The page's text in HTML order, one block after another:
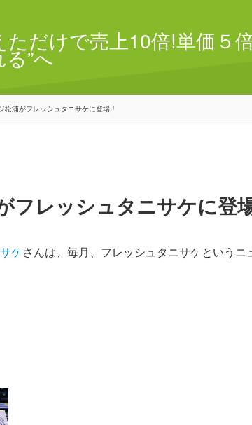
だけで売上10倍!単価５
る”へ
松浦がフレッシュタニサケに登場！
フレッシュタニサケに登
ケさんは、毎月、フレッシュタニサケというニ